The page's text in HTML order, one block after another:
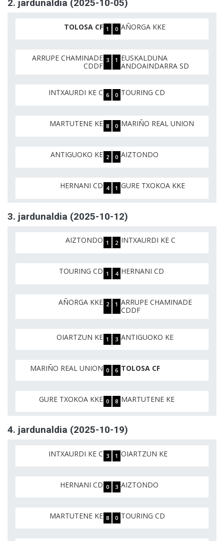
2. jardunaldia (2025-10-05)
TOLOSA CF 1 0 AÑORGA KKE
ARRUPE CHAMINADE
CDDF
3 1 EUSKALDUNA
ANDOAINDARRA SD
INTXAURDI KE C 6 0 TOURING CD
MARTUTENE KE 8 0 MARIÑO REAL UNION
ANTIGUOKO KE 2 0 AIZTONDO
HERNANI CD 4 1 GURE TXOKOA KKE
3. jardunaldia (2025-10-12)
AIZTONDO 1 2 INTXAURDI KE C
TOURING CD 1 4 HERNANI CD
AÑORGA KKE 2 1 ARRUPE CHAMINADE
CDDF
OIARTZUN KE 1 3 ANTIGUOKO KE
MARIÑO REAL UNION 0 6 TOLOSA CF
GURE TXOKOA KKE 0 8 MARTUTENE KE
4. jardunaldia (2025-10-19)
INTXAURDI KE C 3 1 OIARTZUN KE
HERNANI CD 0 3 AIZTONDO
MARTUTENE KE 8 0 TOURING CD